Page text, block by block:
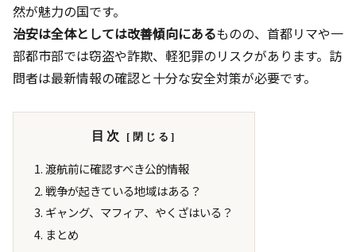
然が魅力の国です。
治安は全体としては改善傾向にあるものの、首都リマや一
部都市部では窃盗や詐欺、軽犯罪のリスクがあります。訪
問者は最新情報の確認と十分な安全対策が必要です。
目次
渡航前に確認すべき公的情報
戦争が起きている地域はある？
ギャング、マフィア、やくざはいる？
まとめ